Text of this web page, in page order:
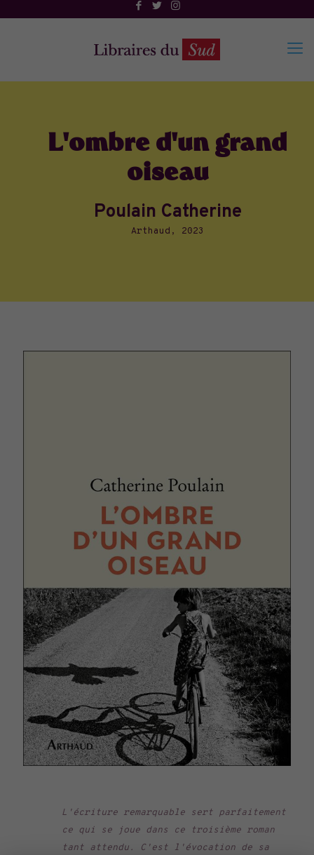
L'ombre d'un grand
oiseau
Poulain Catherine
Arthaud, 2023
L'écriture remarquable sert parfaitement
ce qui se joue dans ce troisième roman
tant attendu. C'est l'évocation de sa